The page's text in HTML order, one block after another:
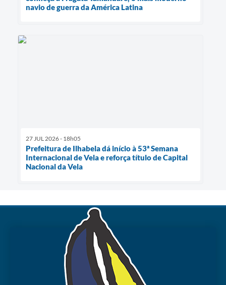
navio de guerra da América Latina
27 JUL 2026 - 18h05
Prefeitura de Ilhabela dá início à 53ª Semana
Internacional de Vela e reforça título de Capital
Nacional da Vela